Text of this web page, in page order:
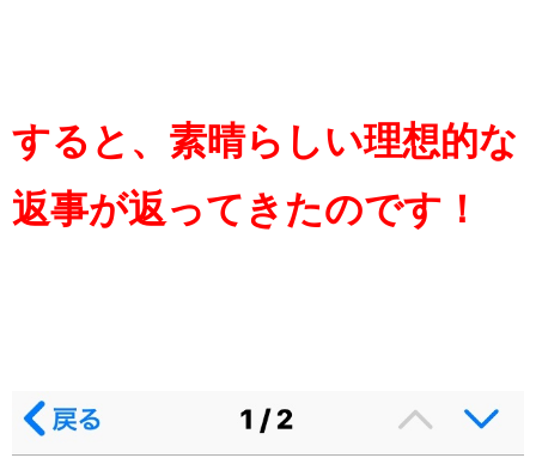
すると、素晴らしい理想的な
返事が返ってきたのです！